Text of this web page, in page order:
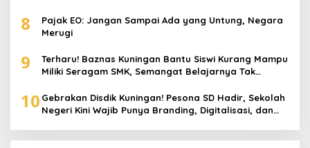
8
Pajak EO: Jangan Sampai Ada yang Untung, Negara
Merugi
9
Terharu! Baznas Kuningan Bantu Siswi Kurang Mampu
Miliki Seragam SMK, Semangat Belajarnya Tak
10 Gebrakan Disdik Kuningan! Pesona SD Hadir, Sekolah
Negeri Kini Wajib Punya Branding, Digitalisasi, dan